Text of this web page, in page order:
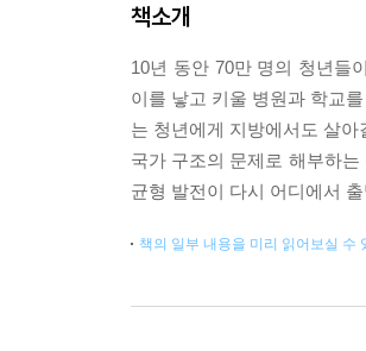
책소개
10년 동안 70만 명의 청년들
이를 낳고 키울 병원과 학교
는 청년에게 지방에서도 살
국가 구조의 문제로 해부하
균형 발전이 다시 어디에서
책의 일부 내용을 미리 읽어보실 수